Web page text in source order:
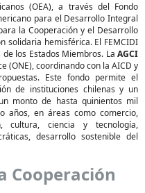
(OEA), a través del Fondo
para el Desarrollo Integral
la Cooperación y el Desarrollo
solidaria hemisférica. El FEMCIDI
los Estados Miembros. La AGCI
(ONE), coordinando con la AICD y
Este fondo permite el
de instituciones chilenas y un
monto de hasta quinientos mil
años, en áreas como comercio,
cultura, ciencia y tecnología,
desarrollo sostenible del
Cooperación